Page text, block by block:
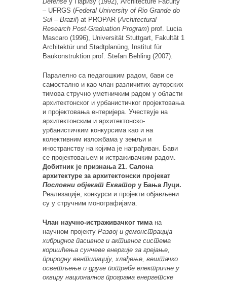
– UFRGS (Federal University of Rio Grande do
Sul – Brazil) at PROPAR (Architectural
Research Post-Graduation Program) prof. Lucia
Mascaro (1996), Universität Stuttgart, Fakultät 1
Architektür und Stadtplanüng, Institut für
Baukonstruktion prof. Stefan Behling (2007).
Паралелно са педагошким радом, бави се
самостално и као члан различитих ауторских
тимова стручно уметничким радом у области
архитектонског и урбанистичког пројектовања
и пројектовања ентеријера. Учествује на
архитектонским и архитектонско-
урбанистичким конкурсима као и на
колективним изложбама у земљи и
иностранству на којима је награђиван. Бави
се пројектовањем и истраживачким радом.
Добитник је признања 21. Салона
архитектуре за архитектонски пројекат
Пословни објекат Екватор у Бања Луци.
Реализације, конкурси и пројекти објављени
су у стручним монографијама.
Члан научно-истраживачког тимана
научном пројекту Развој и демонстрација
хибридног пасивног и активног система
коришћења сунчеве енергије за грејање,
природну вентилацију, хлађење, вештачко
осветљење и друге потребе електричне у
оквиру националног програма енергетске